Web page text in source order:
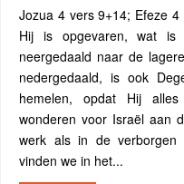
Jozua 4 vers 9+14; Efeze
Hij is opgevaren, wat
neergedaald naar de
nedergedaald, is ook
hemelen, opdat Hij
wonderen voor Israël aan
werk als in de verborgen
vinden we in het...